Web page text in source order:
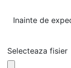
Inainte de
Selecteaza fisier